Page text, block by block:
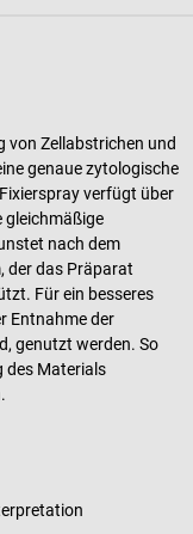
von Zellabstrichen und
genaue zytologische
verfügt über
gleichmäßige
nach dem
der das Präparat
Für ein besseres
Entnahme der
genutzt werden. So
des Materials